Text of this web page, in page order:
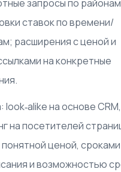
запросы по
ставок по времени/
расширения с ценой и
на конкретные
look‑alike на основе CRM,
на посетителей
ценой, сроками
и возможностью